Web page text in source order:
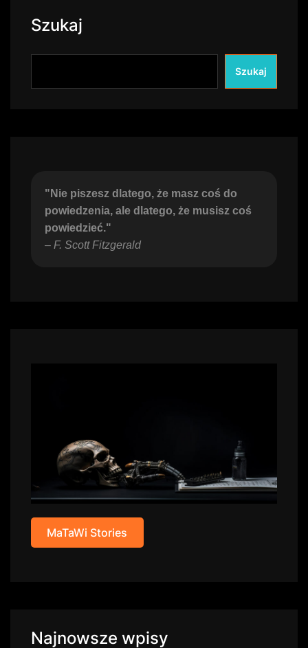
Szukaj
Szukaj
"Nie piszesz dlatego, że masz coś do
powiedzenia, ale dlatego, że musisz coś
powiedzieć."
– F. Scott Fitzgerald
MaTaWi Stories
Najnowsze wpisy